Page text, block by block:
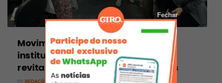
Movimento Reviva Centro reúne
instituições e poder público para
revitalizar Centro de Rio das Ostras
BY REDAÇÃO 30/07/2026
Fechar